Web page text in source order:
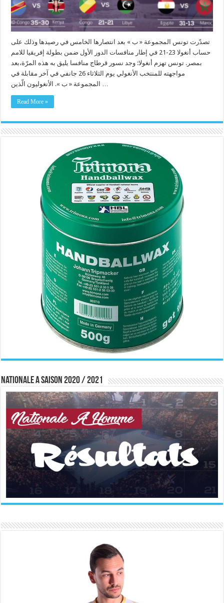
تصدّرت تونس المجموعة « ب » بعد انتصارها الخامس في رصيدها وذلك على
حساب أنغولا 23-21 في إطار منافسات الدور الأول ضمن بطولة إفريقيا للامم
بمصر. تونس تهزم أنغولا: وجد نسور قرطاج منافسا يليق به هذه المرّة،بعد
مواجهته للمنتخب الأنغولي يوم الثلاثاء 26 جانفي في آخر مقابلة في
Read More »
Nationale A saison 2020 / 2021